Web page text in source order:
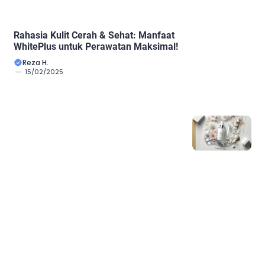
Rahasia Kulit Cerah & Sehat: Manfaat
WhitePlus untuk Perawatan Maksimal!
Reza H.
15/02/2025